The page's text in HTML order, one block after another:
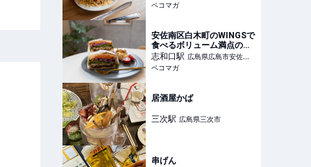
ペコマガ
安佐南区白木町のWINGSで
食べるボリューム満点のホ
ットサンド
志和口駅 広島県広島市安佐北
区
ペコマガ
居酒屋かば
三次駅 広島県三次市
串げん